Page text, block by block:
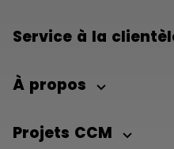
Service à la
À propos
Projets CCM